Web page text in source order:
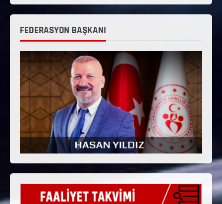
FEDERASYON BAŞKANI